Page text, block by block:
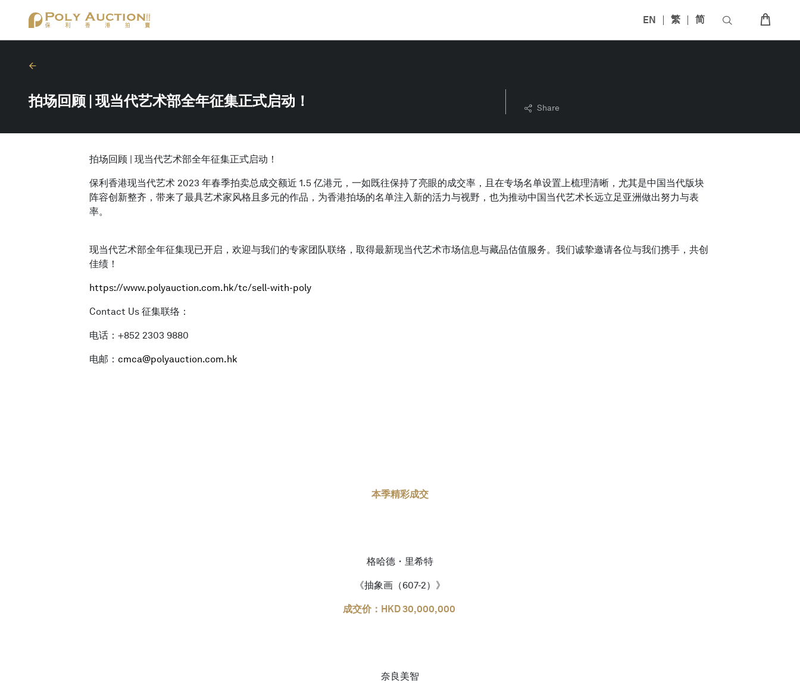
EN 繁 简
拍场回顾 | 现当代艺术部全年征集正式启动！ Share
拍场回顾 | 现当代艺术部全年征集正式启动！
保利香港现当代艺术 2023 年春季拍卖总成交额近 1.5 亿港元，一如既往保持了亮眼的成交率，且在专场名单设置上梳理清晰，尤其是中国当代版块
阵容创新整齐，带来了最具艺术家风格且多元的作品，为香港拍场的名单注入新的活力与视野，也为推动中国当代艺术长远立足亚洲做出努力与表
率。
现当代艺术部全年征集现已开启，欢迎与我们的专家团队联络，取得最新现当代艺术市场信息与藏品估值服务。我们诚挚邀请各位与我们携手，共创
佳绩！
https://www.polyauction.com.hk/tc/sell-with-poly
Contact Us 征集联络：
电话：+852 2303 9880
电邮： cmca@polyauction.com.hk
本季精彩成交
格哈德・里希特
《抽象画（607-2）》
成交价：HKD 30,000,000
奈良美智